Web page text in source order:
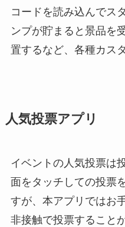
コードを読み込んでス
ンプが貯まると景品を
置するなど、各種カス
人気投票アプリ
イベントの人気投票は
面をタッチしての投票
すが、本アプリではお
非接触で投票すること